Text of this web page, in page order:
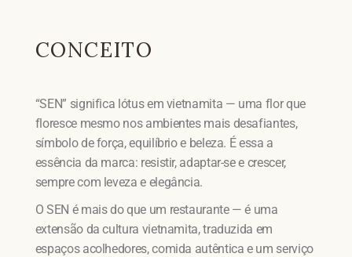
CONCEITO
“SEN” significa lótus em vietnamita — uma flor que
floresce mesmo nos ambientes mais desafiantes,
símbolo de força, equilíbrio e beleza. É essa a
essência da marca: resistir, adaptar-se e crescer,
sempre com leveza e elegância.
O SEN é mais do que um restaurante — é uma
extensão da cultura vietnamita, traduzida em
espaços acolhedores, comida autêntica e um serviço